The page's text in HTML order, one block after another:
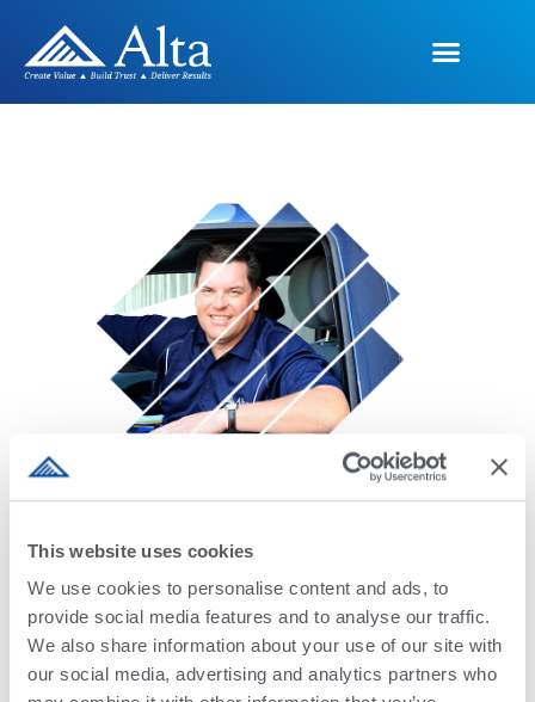
This website uses cookies
We use cookies to personalise content and ads, to
provide social media features and to analyse our traffic.
We also share information about your use of our site with
our social media, advertising and analytics partners who
Conocimiento y Noticias​